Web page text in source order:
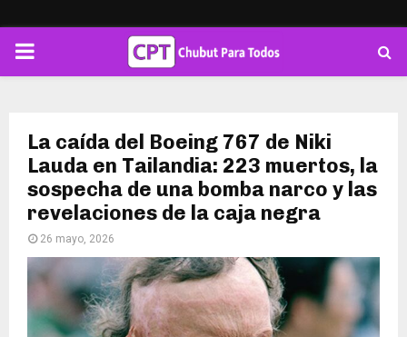
PRIMARY
La caída del Boeing 767 de Niki
Lauda en Tailandia: 223 muertos, la
sospecha de una bomba narco y las
revelaciones de la caja negra
26 mayo, 2026